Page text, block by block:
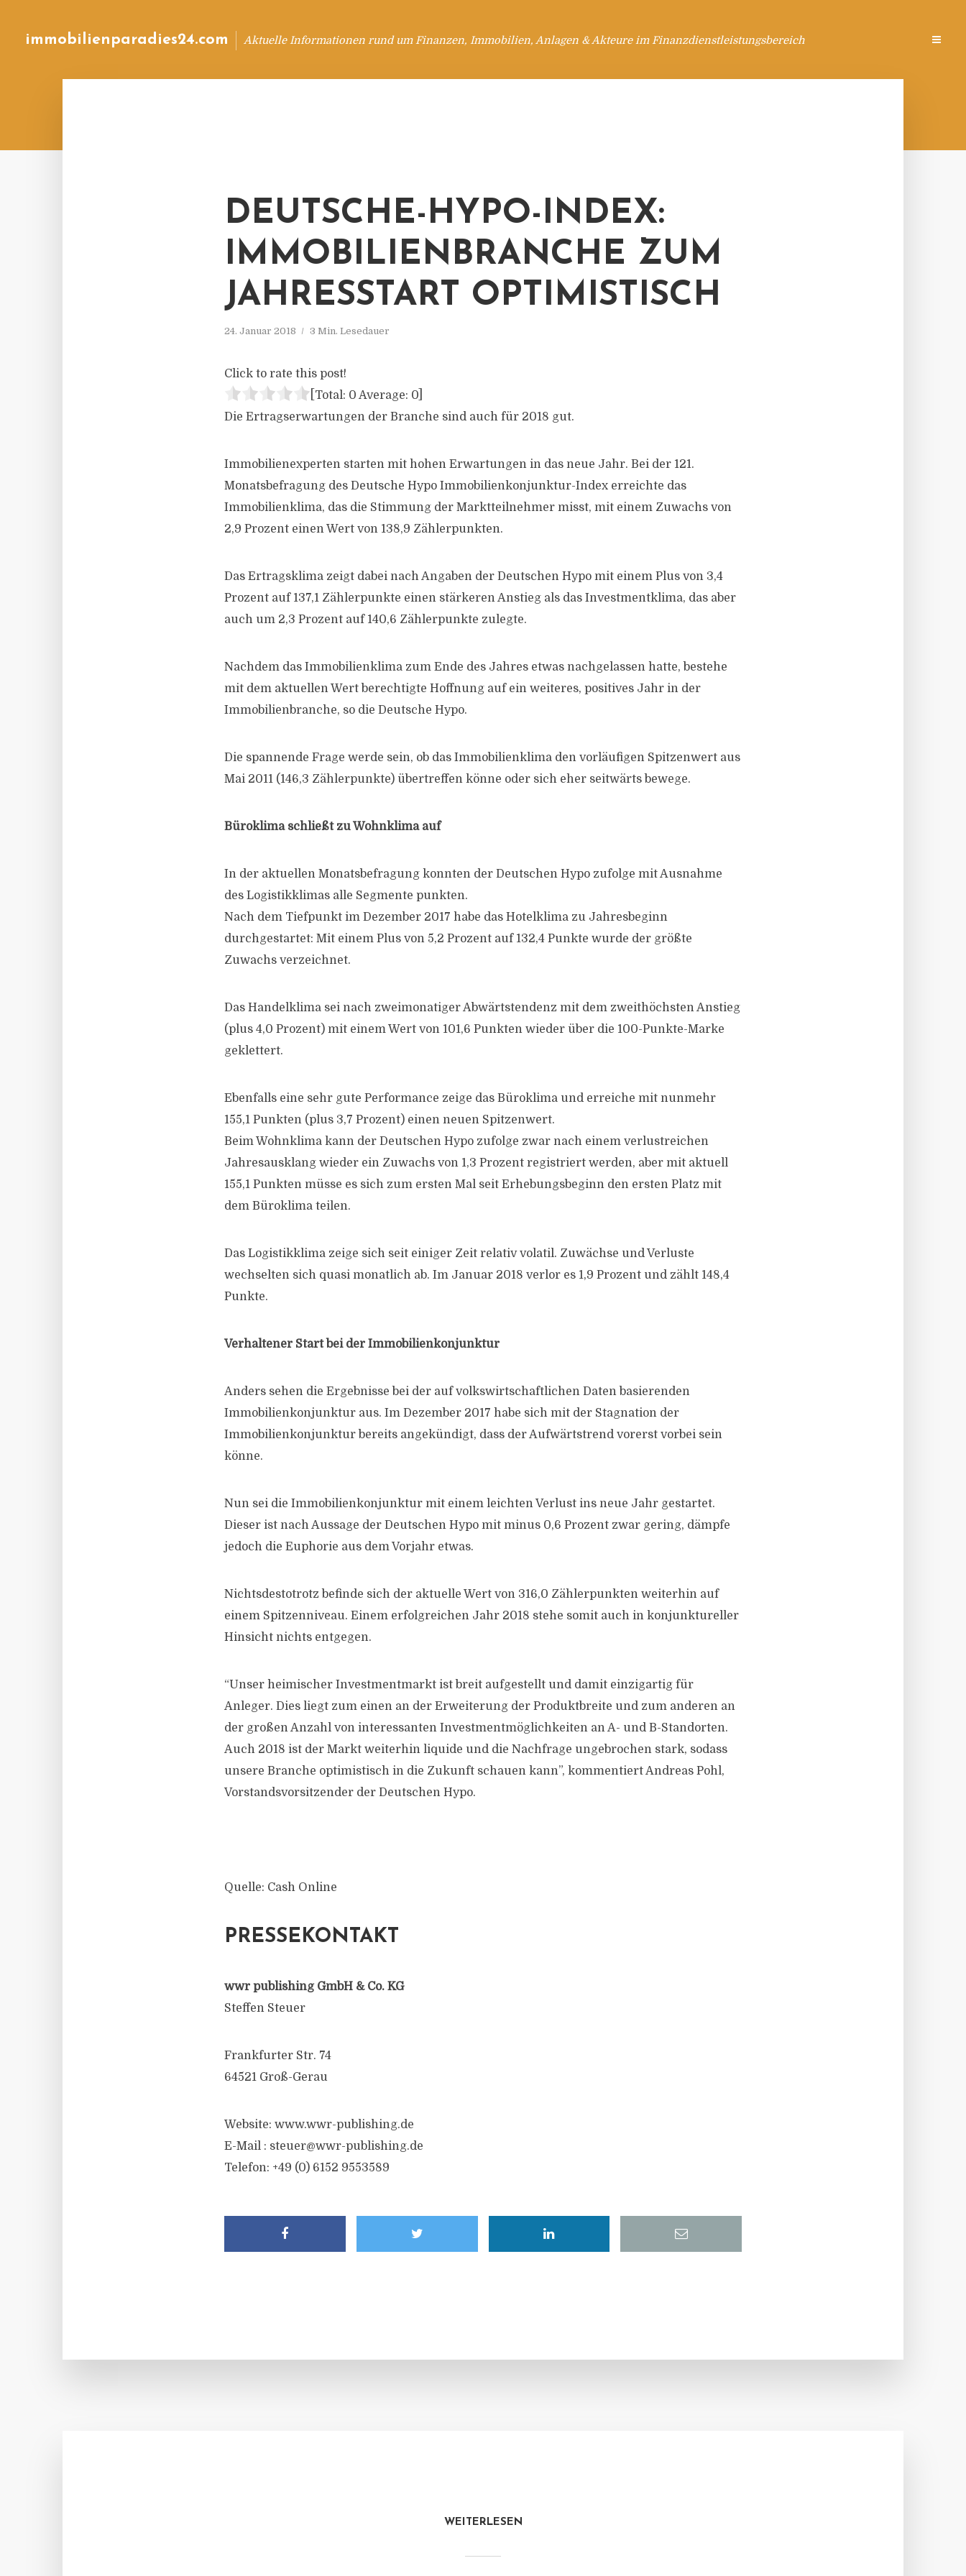
immobilienparadies24.com Aktuelle Informationen rund um Finanzen, Immobilien, Anlagen & Akteure im Finanzdienstleistungsbereich
DEUTSCHE-HYPO-INDEX:
IMMOBILIENBRANCHE ZUM
JAHRESSTART OPTIMISTISCH
24. Januar 2018 3 Min. Lesedauer
Click to rate this post!
[Total: 0 Average: 0
Die Ertragserwartungen der Branche sind auch für 2018 gut.
Immobilienexperten starten mit hohen Erwartungen in das neue Jahr. Bei der 121.
Monatsbefragung des Deutsche Hypo Immobilienkonjunktur-Index erreichte das
Immobilienklima, das die Stimmung der Marktteilnehmer misst, mit einem Zuwachs von
2,9 Prozent einen Wert von 138,9 Zählerpunkten.
Das Ertragsklima zeigt dabei nach Angaben der Deutschen Hypo mit einem Plus von 3,4
Prozent auf 137,1 Zählerpunkte einen stärkeren Anstieg als das Investmentklima, das aber
auch um 2,3 Prozent auf 140,6 Zählerpunkte zulegte.
Nachdem das Immobilienklima zum Ende des Jahres etwas nachgelassen hatte, bestehe
mit dem aktuellen Wert berechtigte Hoffnung auf ein weiteres, positives Jahr in der
Immobilienbranche, so die Deutsche Hypo.
Die spannende Frage werde sein, ob das Immobilienklima den vorläufigen Spitzenwert aus
Mai 2011 (146,3 Zählerpunkte) übertreffen könne oder sich eher seitwärts bewege.
Büroklima schließt zu Wohnklima auf
In der aktuellen Monatsbefragung konnten der Deutschen Hypo zufolge mit Ausnahme
des Logistikklimas alle Segmente punkten.
Nach dem Tiefpunkt im Dezember 2017 habe das Hotelklima zu Jahresbeginn
durchgestartet: Mit einem Plus von 5,2 Prozent auf 132,4 Punkte wurde der größte
Zuwachs verzeichnet.
Das Handelklima sei nach zweimonatiger Abwärtstendenz mit dem zweithöchsten Anstieg
(plus 4,0 Prozent) mit einem Wert von 101,6 Punkten wieder über die 100-Punkte-Marke
geklettert.
Ebenfalls eine sehr gute Performance zeige das Büroklima und erreiche mit nunmehr
155,1 Punkten (plus 3,7 Prozent) einen neuen Spitzenwert.
Beim Wohnklima kann der Deutschen Hypo zufolge zwar nach einem verlustreichen
Jahresausklang wieder ein Zuwachs von 1,3 Prozent registriert werden, aber mit aktuell
155,1 Punkten müsse es sich zum ersten Mal seit Erhebungsbeginn den ersten Platz mit
dem Büroklima teilen.
Das Logistikklima zeige sich seit einiger Zeit relativ volatil. Zuwächse und Verluste
wechselten sich quasi monatlich ab. Im Januar 2018 verlor es 1,9 Prozent und zählt 148,4
Punkte.
Verhaltener Start bei der Immobilienkonjunktur
Anders sehen die Ergebnisse bei der auf volkswirtschaftlichen Daten basierenden
Immobilienkonjunktur aus. Im Dezember 2017 habe sich mit der Stagnation der
Immobilienkonjunktur bereits angekündigt, dass der Aufwärtstrend vorerst vorbei sein
könne.
Nun sei die Immobilienkonjunktur mit einem leichten Verlust ins neue Jahr gestartet.
Dieser ist nach Aussage der Deutschen Hypo mit minus 0,6 Prozent zwar gering, dämpfe
jedoch die Euphorie aus dem Vorjahr etwas.
Nichtsdestotrotz befinde sich der aktuelle Wert von 316,0 Zählerpunkten weiterhin auf
einem Spitzenniveau. Einem erfolgreichen Jahr 2018 stehe somit auch in konjunktureller
Hinsicht nichts entgegen.
“Unser heimischer Investmentmarkt ist breit aufgestellt und damit einzigartig für
Anleger. Dies liegt zum einen an der Erweiterung der Produktbreite und zum anderen an
der großen Anzahl von interessanten Investmentmöglichkeiten an A- und B-Standorten.
Auch 2018 ist der Markt weiterhin liquide und die Nachfrage ungebrochen stark, sodass
unsere Branche optimistisch in die Zukunft schauen kann”, kommentiert Andreas Pohl,
Vorstandsvorsitzender der Deutschen Hypo.
Quelle: Cash Online
PRESSEKONTAKT
wwr publishing GmbH & Co. KG
Steffen Steuer
Frankfurter Str. 74
64521 Groß-Gerau
Website: www.wwr-publishing.de
E-Mail : steuer@wwr-publishing.de
Telefon: +49 (0) 6152 9553589
WEITERLESEN